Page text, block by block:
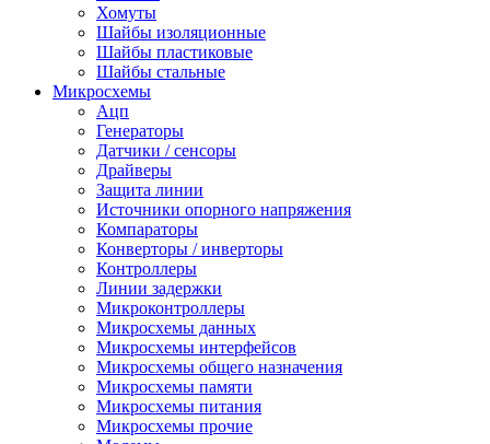
Хомуты
Шайбы изоляционные
Шайбы пластиковые
Шайбы стальные
Микросхемы
Ацп
Генераторы
Датчики / сенсоры
Драйверы
Защита линии
Источники опорного напряжения
Компараторы
Конверторы / инверторы
Контроллеры
Линии задержки
Микроконтроллеры
Микросхемы данных
Микросхемы интерфейсов
Микросхемы общего назначения
Микросхемы памяти
Микросхемы питания
Микросхемы прочие